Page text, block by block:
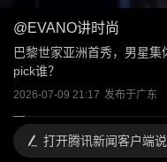
@EVANO讲时尚
巴黎世家亚洲首秀，男星集
pick谁？
2026-07-09 21:17 发布于广东
打开腾讯新闻客户端